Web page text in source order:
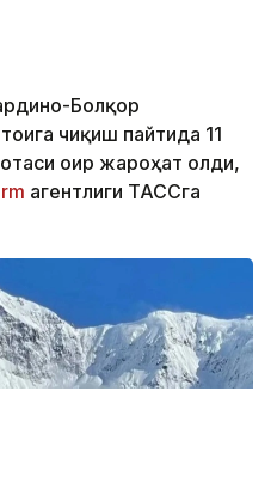
Болқор
чиқиш пайтида 11
оғир жароҳат олди,
агентлиги ТАССга